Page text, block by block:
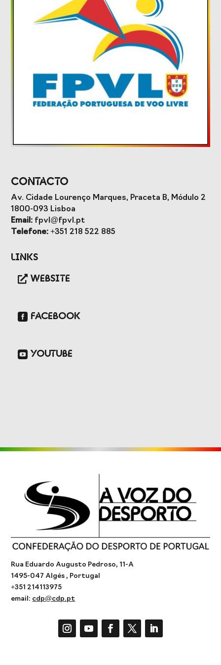
Formação
Estudos e Projetos
O Valor do
Desporto
Português, o seu
financiamento
Estudo
caracterizador do
setor do Desporto
em Portugal e
Projetos Europeus
Eventos
Cimeira de
Presidentes de
Federações
de Portugal
Desporto
Desporto
Contacto
Av. Cidade Lourenço Marques, Praceta B, Módulo 2
1800-093 Lisboa
Email: fpvl@fpvl.pt
Telefone: +351 218 522 885
Links
WEBSITE
FACEBOOK
YOUTUBE
Rua Eduardo Augusto Pedroso, 11-A
1495-047 Algés , Portugal
+351 214113975
email: cdp@cdp.pt